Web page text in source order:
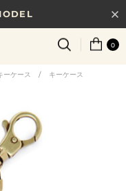
以上で送料無料
しいギフトガイド
0
ーケース / キーケース